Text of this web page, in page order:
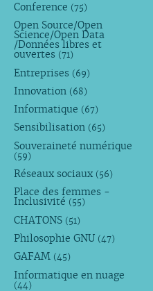
Conference (75)
Open Source/Open
Science/Open Data
/Données libres et
ouvertes (71)
Entreprises (69)
Innovation (68)
Informatique (67)
Sensibilisation (65)
Souveraineté numérique
(59)
Réseaux sociaux (56)
Place des femmes -
Inclusivité (55)
CHATONS (51)
Philosophie GNU (47)
GAFAM (45)
Informatique en nuage
(44)